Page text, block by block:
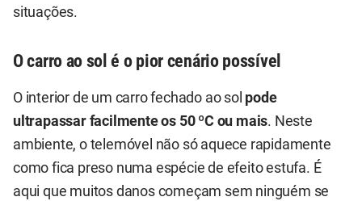
situações.
O carro ao sol é o pior cenário possível
O interior de um carro fechado ao sol pode
ultrapassar facilmente os 50 ºC ou mais. Neste
ambiente, o telemóvel não só aquece rapidamente
como fica preso numa espécie de efeito estufa. É
aqui que muitos danos começam sem ninguém se